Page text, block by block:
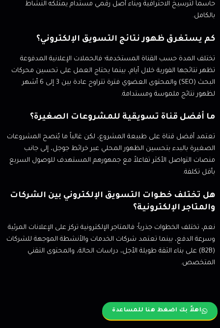
حاسماً لترسيخ الاحترافية وبناء أصل رقمي مستدام يمتلكه النشاط
بالكامل.
كم يستغرق ظهور نتائج التسويق الإلكتروني؟
تختلف المدة حسب القناة المستخدمة؛ فالحملات الإعلانية المدفوعة
تظهر نتائجها الفورية خلال أيام، بينما يحتاج العمل على تحسين محركات
البحث (SEO) والمحتوى العضوي فترة تتراوح عادة بين 3 إلى 6 أشهر
لظهور نتائج ملموسة ومستدامة.
ما أفضل قناة تسويقية للمشروعات الصغيرة؟
تعتمد أفضل قناة على طبيعة المشروع، لكن غالباً ما يُنصح المشروعات
الصغيرة بالبدء بتحسين الظهور المحلي عبر خرائط جوجل، إلى جانب
منصات التواصل الأكثر تفاعلاً مع جمهورهم المستهدف للوصول السريع
بأقل تكلفة.
هل تختلف خطوات التسويق الإلكتروني بين الشركات
والمتاجر الإلكترونية؟
نعم، تختلف الخطوات جذرياً؛ فالمتاجر الإلكترونية تركز على الإعلانات المرئية
وسرعة الدفع، بينما تعتمد شركات الخدمات والأنشطة الموجهة للشركات
(B2B) على بناء الثقة طويلة الأجل، دراسات الحالة، والمحتوى التقني
المتخصص.
اهلاً بك اضغط هنا للمساعدة